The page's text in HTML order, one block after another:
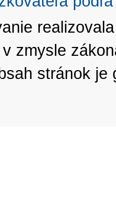
zmysle
stránok